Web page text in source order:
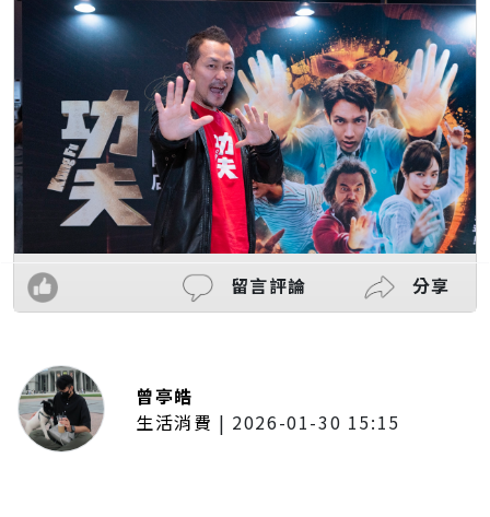
留言評論 分享
曾亭皓
生活消費 | 2026-01-30 15:15